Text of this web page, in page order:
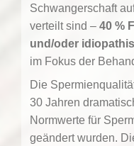
Schwangerschaft
verteilt sind – 40 %
und/oder
im Fokus der
Die
30 Jahren
Normwerte für
geändert wurden.